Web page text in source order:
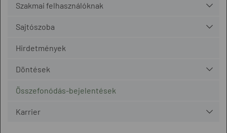
Szakmai felhasználóknak
Sajtószoba
Hirdetmények
Döntések
Összefonódás-bejelentések
Karrier